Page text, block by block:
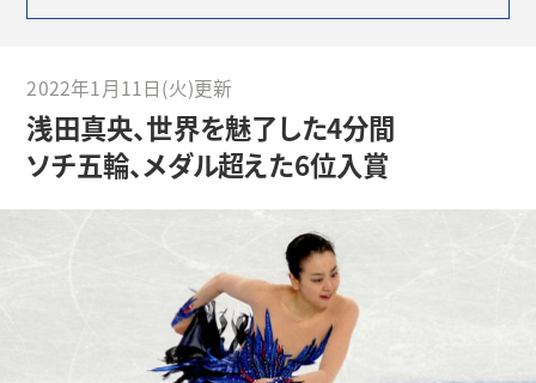
2022年1月11日(火)更新
浅田真央、世界を魅了した4分間
ソチ五輪、メダル超えた6位入賞